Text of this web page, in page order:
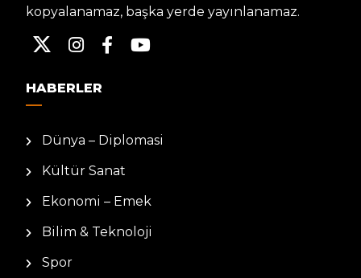
kopyalanamaz, başka yerde yayınlanamaz.
HABERLER
Dünya – Diplomasi
Kültür Sanat
Ekonomi – Emek
Bilim & Teknoloji
Spor